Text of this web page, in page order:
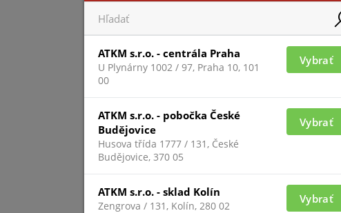
ATKM s.r.o. - centrála Praha
U Plynárny 1002 / 97, Praha 10, 101
00
Vybrať
ATKM s.r.o. - pobočka České
Budějovice
Husova třída 1777 / 131, České
Budějovice, 370 05
Vybrať
ATKM s.r.o. - sklad Kolín
Zengrova / 131, Kolín, 280 02
Vybrať